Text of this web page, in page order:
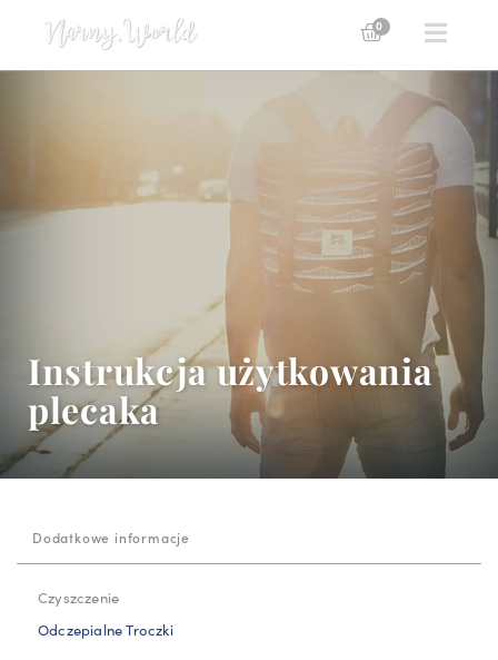
0
Instrukcja użytkowania
plecaka
Dodatkowe informacje
Czyszczenie
Odczepialne Troczki